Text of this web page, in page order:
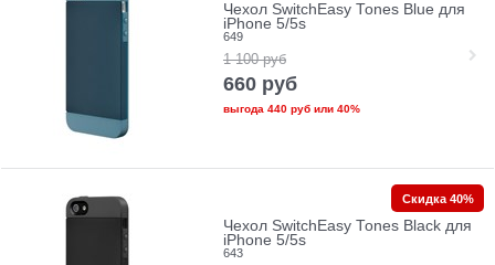
Чехол SwitchEasy Tones Blue для
iPhone 5/5s
649
1 100 руб
660 руб
выгода 440 рубили 40%
Чехол SwitchEasy Tones Black для
iPhone 5/5s
643
Скидка 40%